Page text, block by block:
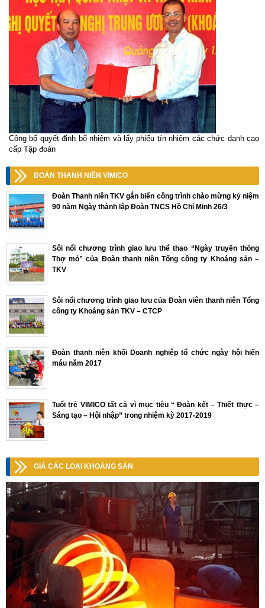
Công bố quyết định bổ nhiệm và lấy phiếu tín nhiệm các chức danh cao
cấp Tập đoàn
ĐOÀN THANH NIÊN VIMICO
Đoàn Thanh niên TKV gắn biển công trình chào mừng kỷ niệm
90 năm Ngày thành lập Đoàn TNCS Hồ Chí Minh 26/3
Sôi nổi chương trình giao lưu thể thao “Ngày truyền thống
Thợ mỏ” của Đoàn thanh niên Tổng công ty Khoáng sản –
TKV
Sôi nổi chương trình giao lưu của Đoàn viên thanh niên Tổng
công ty Khoáng sản TKV – CTCP
Đoàn thanh niên khối Doanh nghiệp tổ chức ngày hội hiến
máu năm 2017
Tuổi trẻ VIMICO tất cả vì mục tiêu “ Đoàn kết – Thiết thực –
Sáng tạo – Hội nhập” trong nhiệm kỳ 2017-2019
GIÁ CÁC LOẠI KHOÁNG SẢN